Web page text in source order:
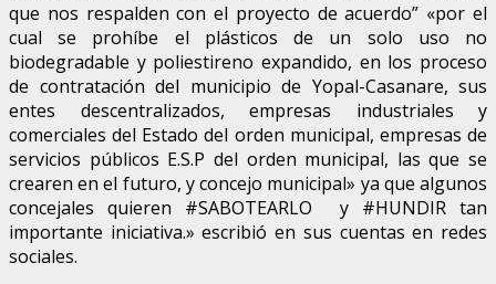
que nos respalden con el proyecto de acuerdo” «por el
cual se prohíbe el plásticos de un solo uso no
biodegradable y poliestireno expandido, en los proceso
de contratación del municipio de Yopal-Casanare, sus
entes descentralizados, empresas industriales y
comerciales del Estado del orden municipal, empresas de
servicios públicos E.S.P del orden municipal, las que se
crearen en el futuro, y concejo municipal» ya que algunos
concejales quieren #SABOTEARLO y #HUNDIR tan
importante iniciativa.» escribió en sus cuentas en redes
sociales.